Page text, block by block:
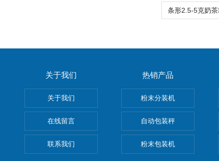
关于我们
关于我们
在线留言
联系我们
热销产品
粉末分装机
自动包装秤
粉末包装机